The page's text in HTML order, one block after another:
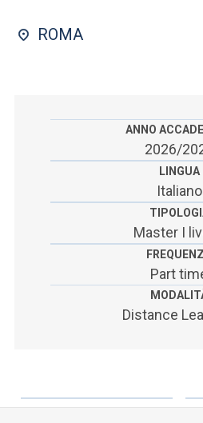
SEI UN DOCENTE O UN MEMBRO DELLO
ROMA
ANNO
2026/
LINGUA
Italiano
Master I
Part
Distance